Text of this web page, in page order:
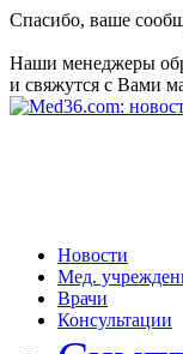
Спасибо, ваше
Наши менеджеры
и свяжутся с Вами
Новости
Мед.
Врачи
Консультации